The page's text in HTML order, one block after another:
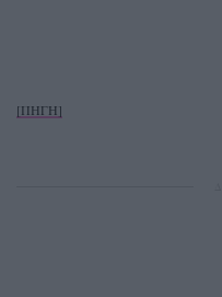
[ΠΗΓΗ]